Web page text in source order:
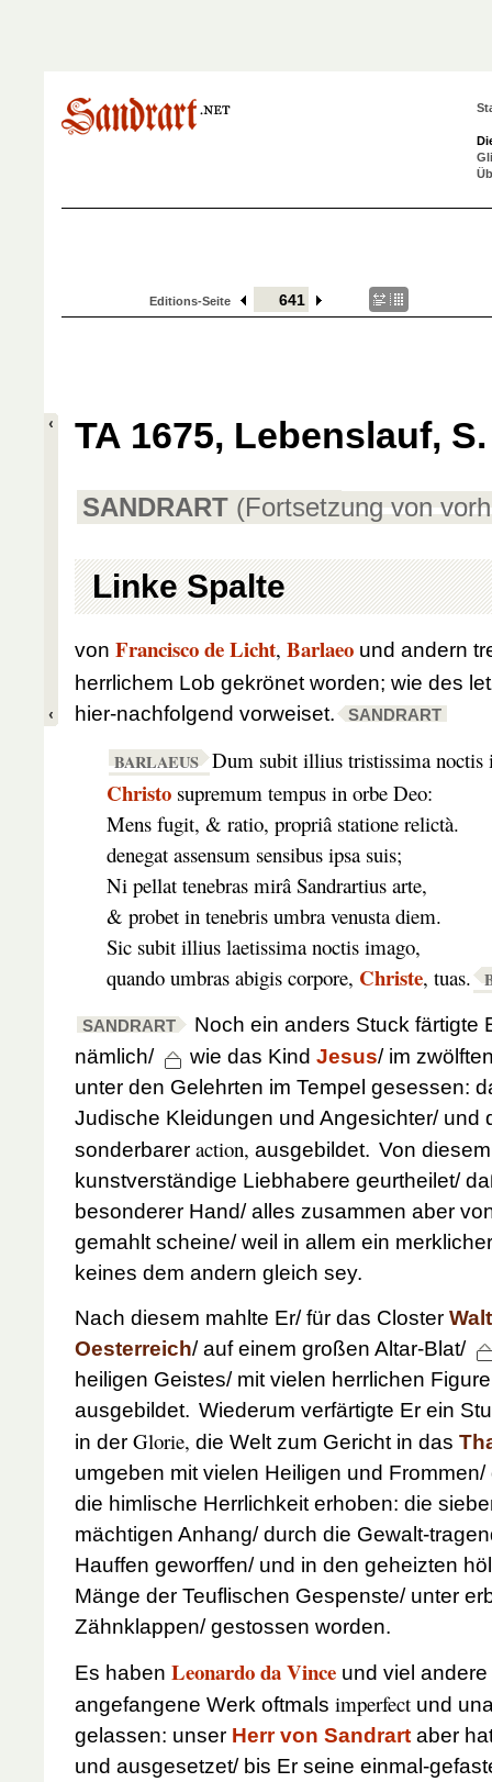
Editions-Seite
TA 1675, Lebenslauf,
SANDRART (Fortsetzung von
Linke Spalte
von Francisco de Licht, Barlaeo und andern
herrlichem Lob gekrönet worden; wie des
hier-nachfolgend vorweiset.
SANDRART
BARLAEUS Dum subit illius tristissima noctis
Christo supremum tempus in orbe Deo:
Mens fugit, & ratio, propriâ statione relictà.
denegat assensum sensibus ipsa suis;
Ni pellat tenebras mirâ Sandrartius arte,
& probet in tenebris umbra venusta diem.
Sic subit illius laetissima noctis imago,
quando umbras abigis corpore, Christe, tuas.
SANDRART
Noch ein anders Stuck färtigte
nämlich/
wie das Kind Jesus/ im
unter den Gelehrten im Tempel gesessen:
Judische Kleidungen und Angesichter/ und
sonderbarer action, ausgebildet. Von
kunstverständige Liebhabere geurtheilet/
besonderer Hand/ alles zusammen aber
gemahlt scheine/ weil in allem ein
keines dem andern gleich sey.
Nach diesem mahlte Er/ für das Closter
Oesterreich/ auf einem großen Altar-Blat/
heiligen Geistes/ mit vielen herrlichen
ausgebildet. Wiederum verfärtigte Er ein
in der Glorie, die Welt zum Gericht in das
umgeben mit vielen Heiligen und
die himlische Herrlichkeit erhoben: die
mächtigen Anhang/ durch die Gewalt-
Hauffen geworffen/ und in den geheizten
Mänge der Teuflischen Gespenste/ unter
Zähnklappen/ gestossen worden.
Es haben Leonardo da Vince und viel
angefangene Werk oftmals imperfect und
gelassen: unser Herr von Sandrart aber
und ausgesetzet/ bis Er seine einmal-